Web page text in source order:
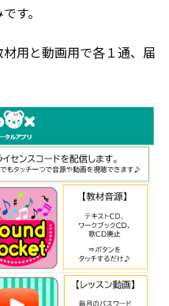
す。
用と動画用で各１通、届